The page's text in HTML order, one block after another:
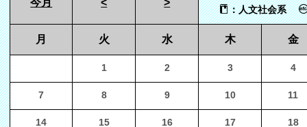
今月 < >
：人文社会系
月 火 水 木 金
1 2 3 4
7 8 9 10 11
14 15 16 17 18